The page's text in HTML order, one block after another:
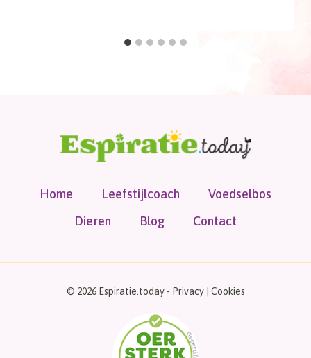
Home Leefstijlcoach
Voedselbos
Dieren
Blog Contact
© 2026 Espiratie.today - Privacy| Cookies